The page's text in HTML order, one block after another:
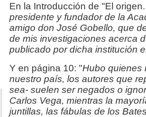
En la Introducción de "El
presidente y fundador de la
amigo don José Gobello, que
de mis investigaciones acerca
publicado por dicha institución
Y en página 10: "Hubo quienes
nuestro país, los autores que
sea- suelen ser negados o
Carlos Vega, mientras la
juntillas, las fábulas de los